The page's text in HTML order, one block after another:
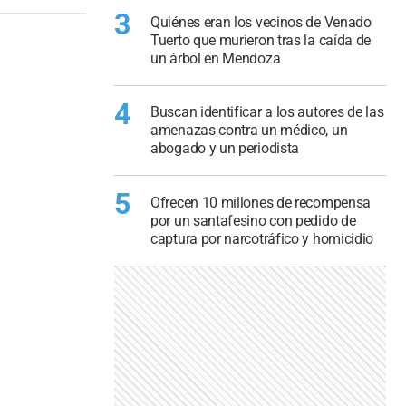
3
Quiénes eran los vecinos de Venado
Tuerto que murieron tras la caída de
un árbol en Mendoza
4
Buscan identificar a los autores de las
amenazas contra un médico, un
abogado y un periodista
5
Ofrecen 10 millones de recompensa
por un santafesino con pedido de
captura por narcotráfico y homicidio